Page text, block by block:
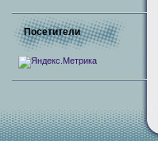
Посетители